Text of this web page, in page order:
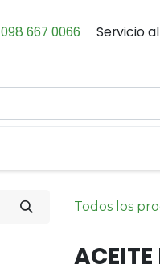
098 667 0066 Servicio
Todos los